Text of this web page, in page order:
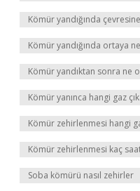
Kömür yandığında
Kömür yandığında ortaya
Kömür yandıktan sonra ne
Kömür yanınca hangi gaz
Kömür zehirlenmesi hangi
Kömür zehirlenmesi kaç
Soba kömürü nasıl zehirler